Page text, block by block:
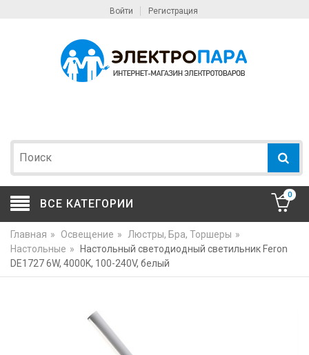
Войти Регистрация
ВСЕ КАТЕГОРИИ
0
Главная » Освещение » Люстры, Бра, Торшеры »
Настольные »
Настольный светодиодный светильник Feron
DE1727 6W, 4000K, 100-240V, белый